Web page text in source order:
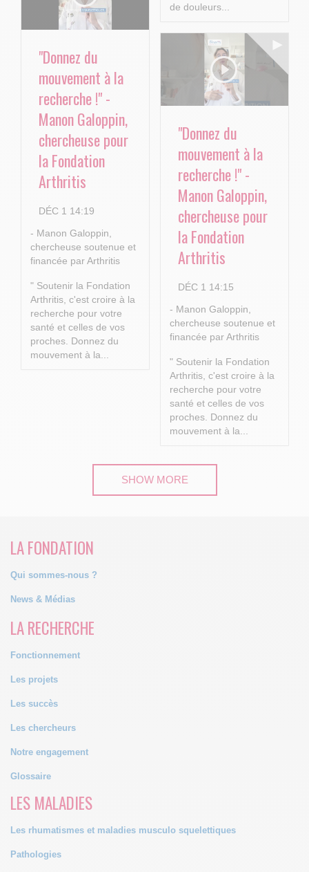
de douleurs...
"Donnez du
mouvement à la
recherche !" -
Manon Galoppin,
chercheuse pour
la Fondation
Arthritis
DÉC 1 14:19
- Manon Galoppin,
chercheuse soutenue et
financée par Arthritis
" Soutenir la Fondation
Arthritis, c'est croire à la
recherche pour votre
santé et celles de vos
proches. Donnez du
mouvement à la...
"Donnez du
mouvement à la
recherche !" -
Manon Galoppin,
chercheuse pour
la Fondation
Arthritis
DÉC 1 14:15
- Manon Galoppin,
chercheuse soutenue et
financée par Arthritis
" Soutenir la Fondation
Arthritis, c'est croire à la
recherche pour votre
santé et celles de vos
proches. Donnez du
mouvement à la...
SHOW MORE
LA FONDATION
Qui sommes-nous ?
News & Médias
LA RECHERCHE
Fonctionnement
Les projets
Les succès
Les chercheurs
Notre engagement
Glossaire
LES MALADIES
Les rhumatismes et maladies musculo squelettiques
Pathologies